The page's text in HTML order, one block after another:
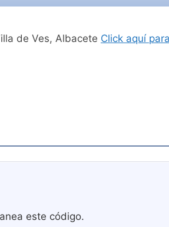
de Ves, Albacete Click aquí
este código.